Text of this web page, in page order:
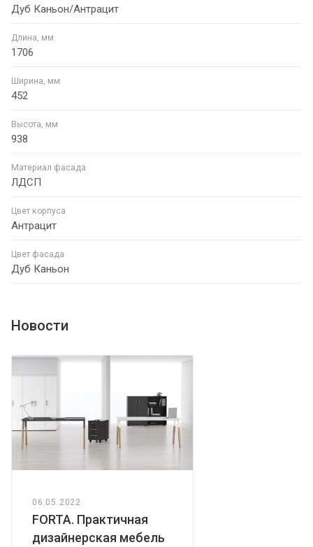
Дуб Каньон/Антрацит
Длина, мм
1706
Ширина, мм
452
Высота, мм
938
Материал фасада
ЛДСП
Цвет корпуса
Антрацит
Цвет фасада
Дуб Каньон
Новости
06.05.2022
FORTA. Практичная
дизайнерская мебель